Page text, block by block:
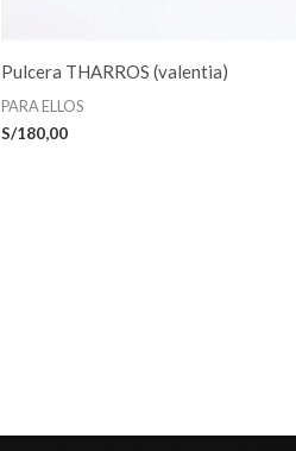
Pulcera THARROS (valentia)
PARA ELLOS
S/180,00